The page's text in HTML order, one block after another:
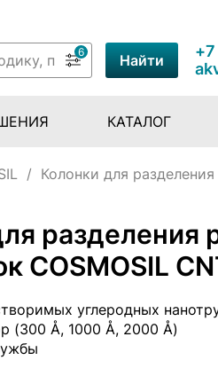
6 Найти
КАТАЛОГ
/ Колонки для
COSMOSIL
углеродных
(300 Å, 1000 Å, 2000 Å)